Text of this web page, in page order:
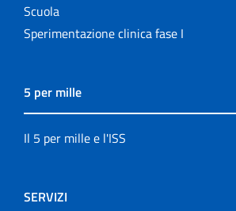
Scuola
Sperimentazione clinica fase I
5 per mille
Il 5 per mille e l'ISS
SERVIZI